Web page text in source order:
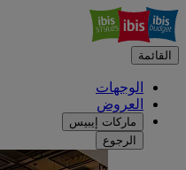
القائمة
الوجهات
العروض
ماركات إيبيس
الرجوع